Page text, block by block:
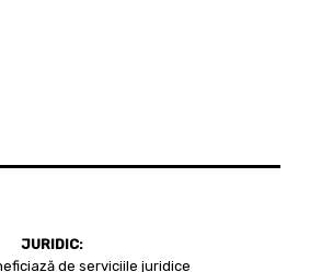
JURIDIC:
de serviciile juridice